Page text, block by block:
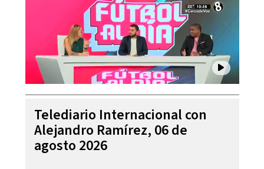
Telediario Internacional con
Alejandro Ramírez, 06 de
agosto 2026